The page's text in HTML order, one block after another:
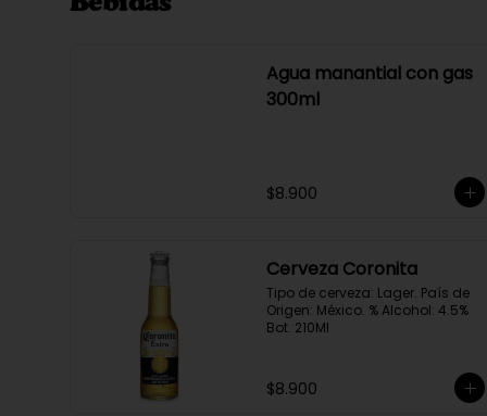
Bebidas
Agua manantial con gas
300ml
$8.900
Cerveza Coronita
Tipo de cerveza: Lager. País de
Origen: México. % Alcohol: 4.5%
Bot. 210Ml
$8.900